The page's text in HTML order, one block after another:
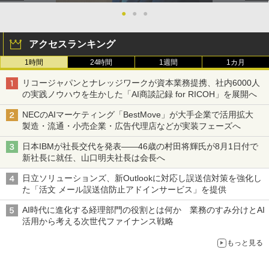
●
● ●
アクセスランキング
1時間 24時間 1週間 1カ月
リコージャパンとナレッジワークが資本業務提携、社内6000人
の実践ノウハウを生かした「AI商談記録 for RICOH」を展開へ
NECのAIマーケティング「BestMove」が大手企業で活用拡大
製造・流通・小売企業・広告代理店などが実装フェーズへ
日本IBMが社長交代を発表――46歳の村田将輝氏が8月1日付で
新社長に就任、山口明夫社長は会長へ
日立ソリューションズ、新Outlookに対応し誤送信対策を強化し
た「活文 メール誤送信防止アドインサービス」を提供
AI時代に進化する経理部門の役割とは何か 業務のすみ分けとAI
活用から考える次世代ファイナンス戦略
もっと見る